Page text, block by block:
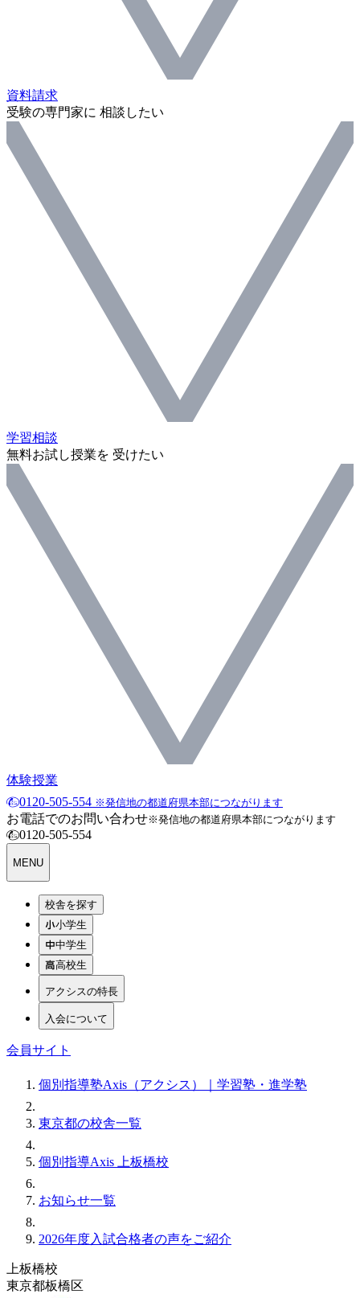
資料請求
受験の専門家に 相談したい
学習相談
無料お試し授業を 受けたい
体験授業
0120-505-554 ※発信地の都道府県本部につながります
お電話でのお問い合わせ※発信地の都道府県本部につながります
0120-505-554
MENU
校舎を探す
小学生
中学生
高校生
アクシスの特長
入会について
会員サイト
個別指導塾Axis（アクシス）｜学習塾・進学塾
東京都の校舎一覧
個別指導Axis 上板橋校
お知らせ一覧
2026年度入試合格者の声をご紹介
上板橋校
東京都板橋区